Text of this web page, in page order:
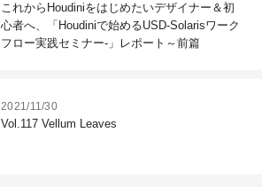
これからHoudiniをはじめたいデザイナー＆初
心者へ、「Houdiniで始めるUSD-Solarisワーク
フロー実践セミナー-」レポート～前篇
2021/11/30
Vol.117 Vellum Leaves